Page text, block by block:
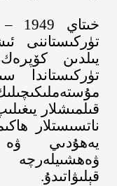
خىتاي 1949
–
تۈركىستاننى
يىلدىن
تۈركىستاندا
قىلمىشلار
ناتسىستلار
يەھۇدىي ۋە
قېلىۋاتىدۇ.